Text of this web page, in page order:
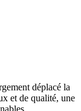
déplacé la
et de qualité, une